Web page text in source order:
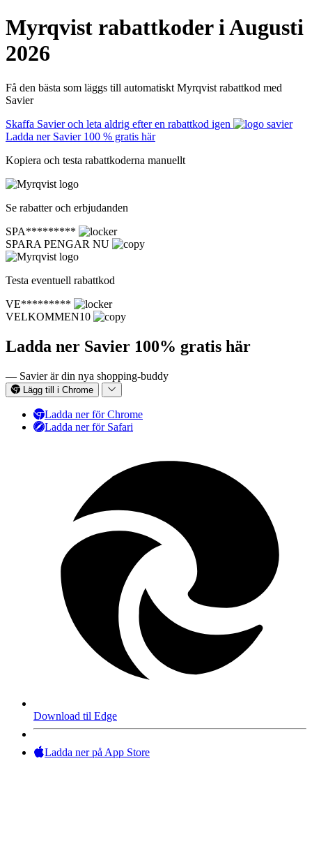
Myrqvist rabattkoder i Augusti
2026
Få den bästa som läggs till automatiskt Myrqvist rabattkod med
Savier
Skaffa Savier och leta aldrig efter en rabattkod igen
Ladda ner Savier 100 % gratis här
Kopiera och testa rabattkoderna manuellt
Se rabatter och erbjudanden
SPA*********
SPARA PENGAR NU
Testa eventuell rabattkod
VE*********
VELKOMMEN10
Ladda ner Savier 100% gratis här
— Savier är din nya shopping-buddy
Lägg till i Chrome
Ladda ner för Chrome
Ladda ner för Safari
Download til Edge
Ladda ner på App Store